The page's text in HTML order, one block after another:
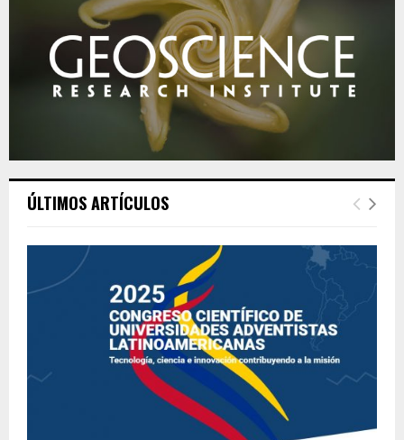
ÚLTIMOS ARTÍCULOS